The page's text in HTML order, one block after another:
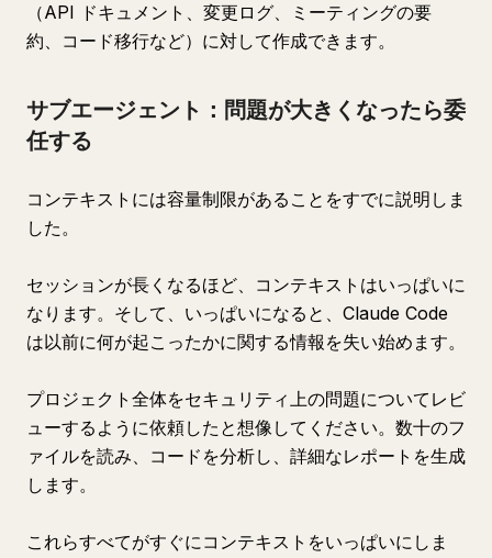
（API ドキュメント、変更ログ、ミーティングの要
約、コード移行など）に対して作成できます。
サブエージェント：問題が大きくなったら委
任する
コンテキストには容量制限があることをすでに説明しま
した。
セッションが長くなるほど、コンテキストはいっぱいに
なります。そして、いっぱいになると、Claude Code
は以前に何が起こったかに関する情報を失い始めます。
プロジェクト全体をセキュリティ上の問題についてレビ
ューするように依頼したと想像してください。数十のフ
ァイルを読み、コードを分析し、詳細なレポートを生成
します。
これらすべてがすぐにコンテキストをいっぱいにしま